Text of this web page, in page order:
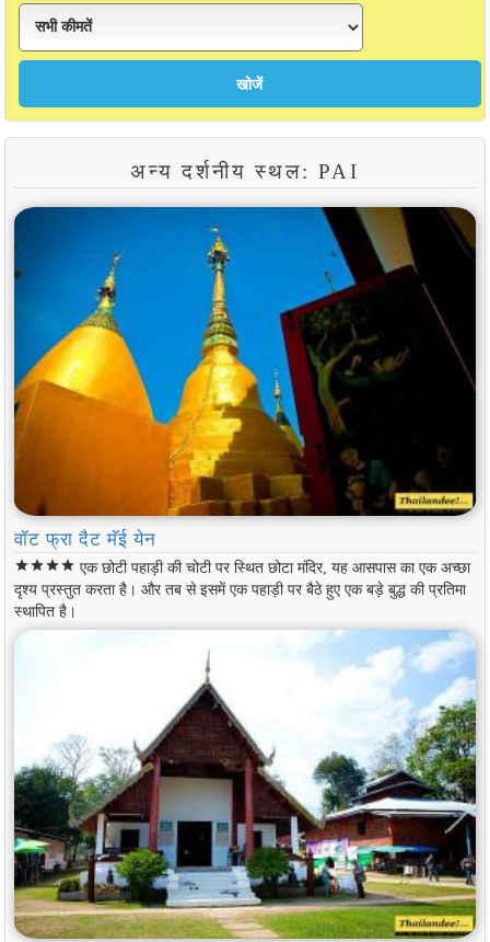
अन्य दर्शनीय स्थल: PAI
वॉट फ्रा दैट मॅई येन
starstarstarstar एक छोटी पहाड़ी की चोटी पर स्थित छोटा मंदिर, यह आसपास का एक अच्छा
दृश्य प्रस्तुत करता है। और तब से इसमें एक पहाड़ी पर बैठे हुए एक बड़े बुद्ध की प्रतिमा
स्थापित है।